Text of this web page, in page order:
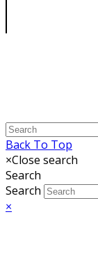
Back To Top
×Close search
Search
Search
×